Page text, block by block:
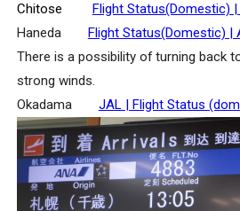
Chitose
Flight Status(Domestic) |
Haneda・
Flight Status(Domestic) |
There is a possibility of turning back
strong winds.
Okadama・ JAL | Flight Status